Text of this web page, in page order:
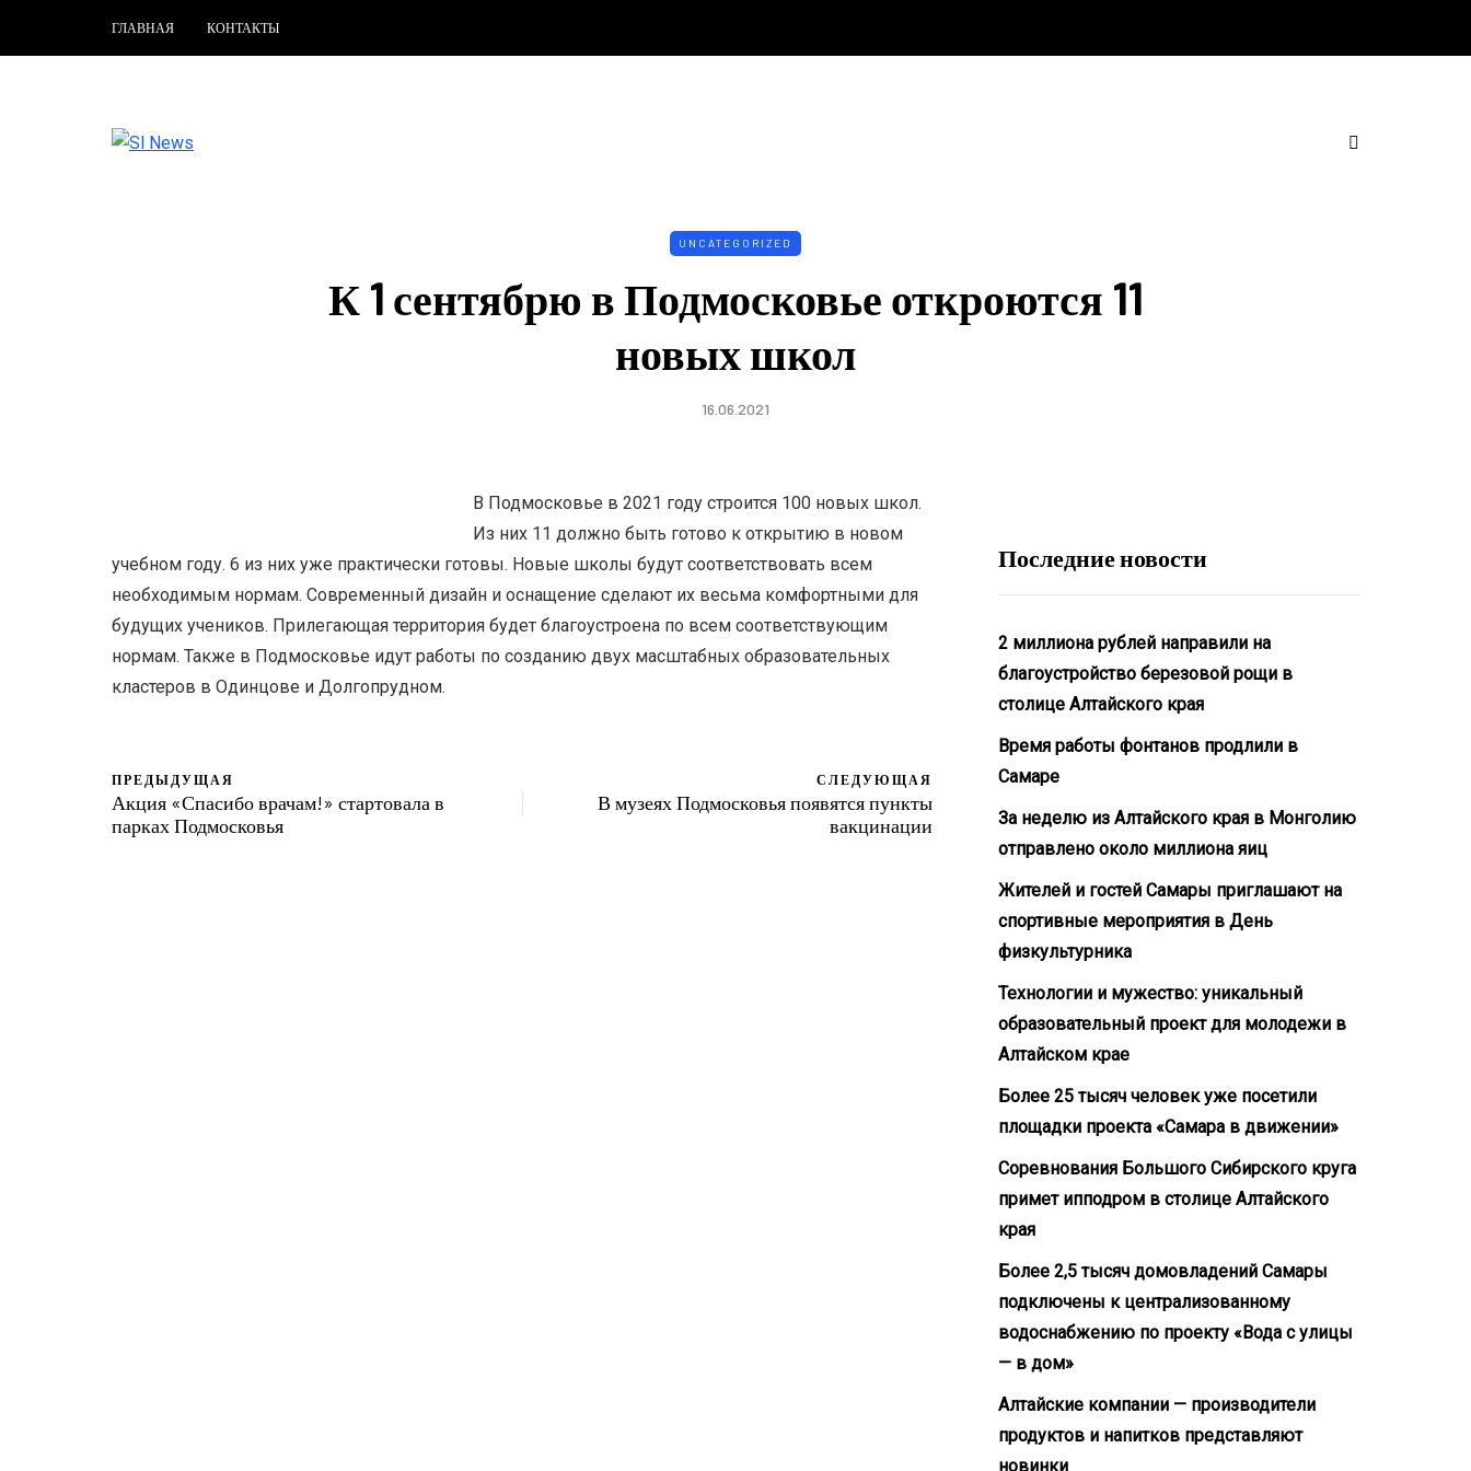
ГЛАВНАЯ КОНТАКТЫ
UNCATEGORIZED
К 1 сентябрю в Подмосковье откроются 11
новых школ
16.06.2021
В Подмосковье в 2021 году строится 100 новых школ.
Из них 11 должно быть готово к открытию в новом
учебном году. 6 из них уже практически готовы. Новые школы будут соответствовать всем
необходимым нормам. Современный дизайн и оснащение сделают их весьма комфортными для
будущих учеников. Прилегающая территория будет благоустроена по всем соответствующим
нормам. Также в Подмосковье идут работы по созданию двух масштабных образовательных
кластеров в Одинцове и Долгопрудном.
ПРЕДЫДУЩАЯ
Акция «Спасибо врачам!» стартовала в
парках Подмосковья
СЛЕДУЮЩАЯ
В музеях Подмосковья появятся пункты
вакцинации
Последние новости
2 миллиона рублей направили на
благоустройство березовой рощи в
столице Алтайского края
Время работы фонтанов продлили в
Самаре
За неделю из Алтайского края в Монголию
отправлено около миллиона яиц
Жителей и гостей Самары приглашают на
спортивные мероприятия в День
физкультурника
Технологии и мужество: уникальный
образовательный проект для молодежи в
Алтайском крае
Более 25 тысяч человек уже посетили
площадки проекта «Самара в движении»
Соревнования Большого Сибирского круга
примет ипподром в столице Алтайского
края
Более 2,5 тысяч домовладений Самары
подключены к централизованному
водоснабжению по проекту «Вода с улицы
— в дом»
Алтайские компании — производители
продуктов и напитков представляют
новинки